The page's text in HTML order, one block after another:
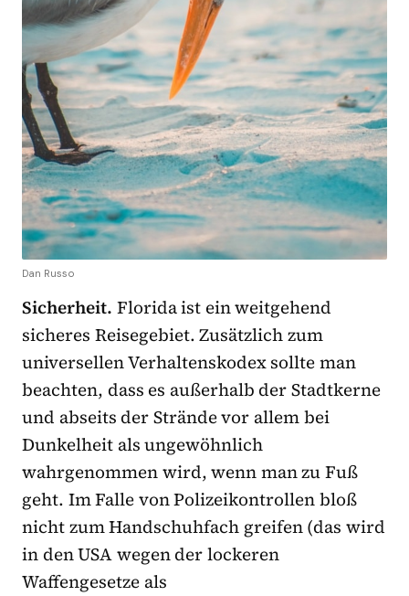
Dan Russo
Sicherheit. Florida ist ein weitgehend
sicheres Reisegebiet. Zusätzlich zum
universellen Verhaltenskodex sollte man
beachten, dass es außerhalb der Stadtkerne
und abseits der Strände vor allem bei
Dunkelheit als ungewöhnlich
wahrgenommen wird, wenn man zu Fuß
geht. Im Falle von Polizeikontrollen bloß
nicht zum Handschuhfach greifen (das wird
in den USA wegen der lockeren
Waffengesetze als